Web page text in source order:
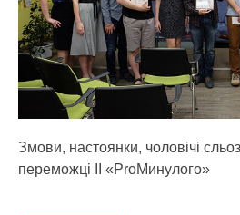
Змови, настоянки, чоловічі
переможці ІІ «ProМинулого»